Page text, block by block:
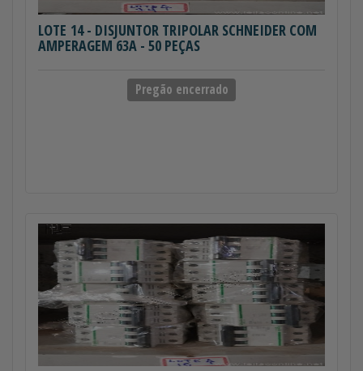
LOTE 14- DISJUNTOR TRIPOLAR SCHNEIDER COM
AMPERAGEM 63A - 50 PEÇAS
Pregão encerrado